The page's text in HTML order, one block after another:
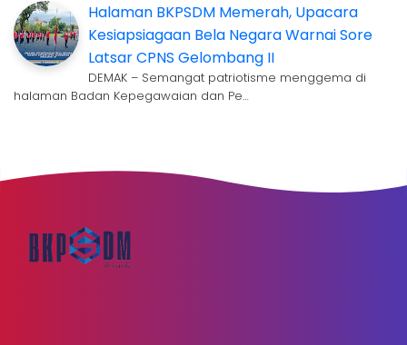
Halaman BKPSDM Memerah, Upacara
Kesiapsiagaan Bela Negara Warnai Sore
Latsar CPNS Gelombang II
DEMAK – Semangat patriotisme menggema di
halaman Badan Kepegawaian dan Pe…